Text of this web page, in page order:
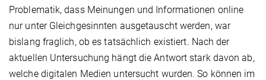
Problematik, dass Meinungen und Informationen online
nur unter Gleichgesinnten ausgetauscht werden, war
bislang fraglich, ob es tatsächlich existiert. Nach der
aktuellen Untersuchung hängt die Antwort stark davon ab,
welche digitalen Medien untersucht wurden. So können im